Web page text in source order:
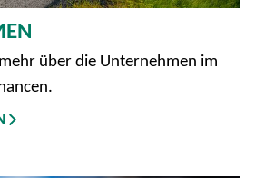
über die Unternehmen im